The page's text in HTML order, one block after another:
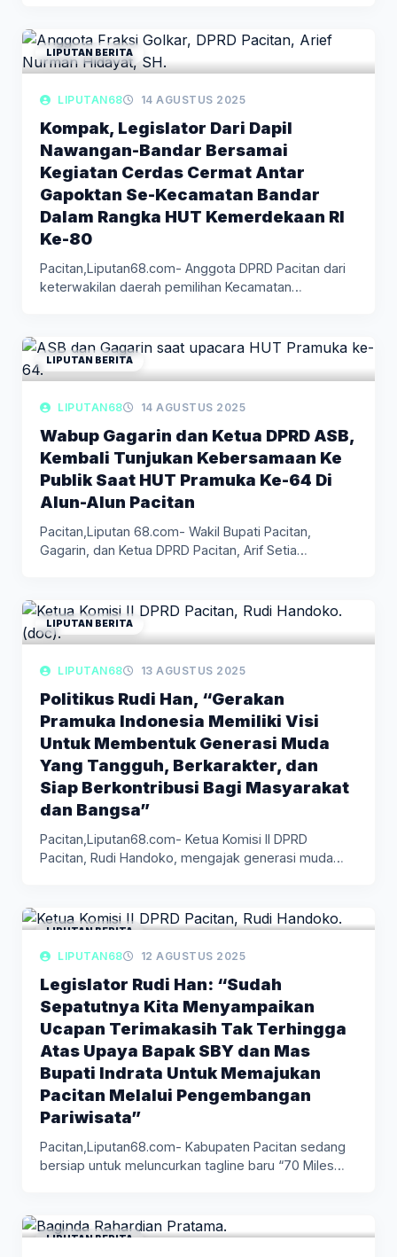
LIPUTAN BERITA
LIPUTAN68 14 AGUSTUS 2025
Kompak, Legislator Dari Dapil
Nawangan-Bandar Bersamai
Kegiatan Cerdas Cermat Antar
Gapoktan Se-Kecamatan Bandar
Dalam Rangka HUT Kemerdekaan RI
Ke-80
Pacitan,Liputan68.com- Anggota DPRD Pacitan dari
keterwakilan daerah pemilihan Kecamatan
LIPUTAN BERITA
LIPUTAN68 14 AGUSTUS 2025
Wabup Gagarin dan Ketua DPRD ASB,
Kembali Tunjukan Kebersamaan Ke
Publik Saat HUT Pramuka Ke-64 Di
Alun-Alun Pacitan
Pacitan,Liputan 68.com- Wakil Bupati Pacitan,
Gagarin, dan Ketua DPRD Pacitan, Arif Setia…
LIPUTAN BERITA
LIPUTAN68 13 AGUSTUS 2025
Politikus Rudi Han, “Gerakan
Pramuka Indonesia Memiliki Visi
Untuk Membentuk Generasi Muda
Yang Tangguh, Berkarakter, dan
Siap Berkontribusi Bagi Masyarakat
dan Bangsa”
Pacitan,Liputan68.com- Ketua Komisi II DPRD
Pacitan, Rudi Handoko, mengajak generasi muda
LIPUTAN BERITA
LIPUTAN68 12 AGUSTUS 2025
Legislator Rudi Han: “Sudah
Sepatutnya Kita Menyampaikan
Ucapan Terimakasih Tak Terhingga
Atas Upaya Bapak SBY dan Mas
Bupati Indrata Untuk Memajukan
Pacitan Melalui Pengembangan
Pariwisata”
Pacitan,Liputan68.com- Kabupaten Pacitan sedang
bersiap untuk meluncurkan tagline baru “70 Miles
LIPUTAN BERITA